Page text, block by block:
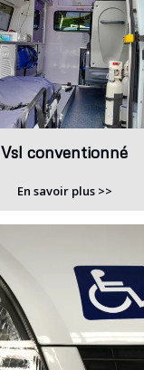
Vsl conventionné
En savoir plus >>